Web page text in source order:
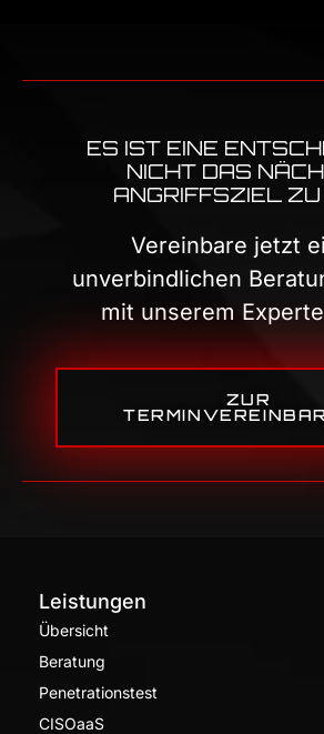
ES IST EINE
NICHT DAS
ANGRIFFSZIEL ZU
Vereinbare jetzt
unverbindlichen
mit unserem
ZUR
Leistungen
Übersicht
Beratung
Penetrationstest
CISOaaS